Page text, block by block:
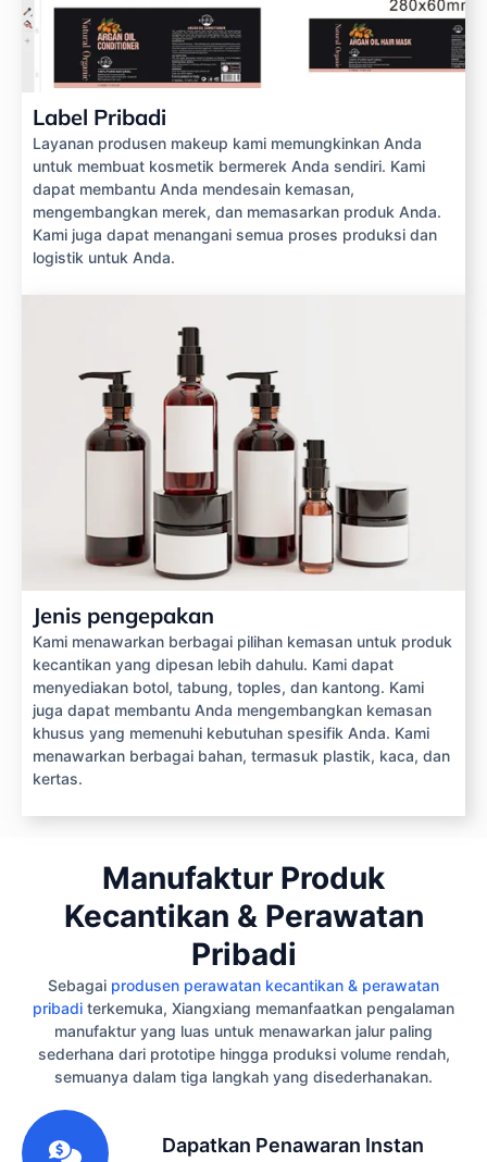
Label Pribadi
Layanan produsen makeup kami memungkinkan Anda
untuk membuat kosmetik bermerek Anda sendiri. Kami
dapat membantu Anda mendesain kemasan,
mengembangkan merek, dan memasarkan produk Anda.
Kami juga dapat menangani semua proses produksi dan
logistik untuk Anda.
Jenis pengepakan
Kami menawarkan berbagai pilihan kemasan untuk produk
kecantikan yang dipesan lebih dahulu. Kami dapat
menyediakan botol, tabung, toples, dan kantong. Kami
juga dapat membantu Anda mengembangkan kemasan
khusus yang memenuhi kebutuhan spesifik Anda. Kami
menawarkan berbagai bahan, termasuk plastik, kaca, dan
kertas.
Manufaktur Produk
Kecantikan & Perawatan
Pribadi
Sebagai produsen perawatan kecantikan & perawatan
pribadi terkemuka, Xiangxiang memanfaatkan pengalaman
manufaktur yang luas untuk menawarkan jalur paling
sederhana dari prototipe hingga produksi volume rendah,
semuanya dalam tiga langkah yang disederhanakan.
Dapatkan Penawaran Instan